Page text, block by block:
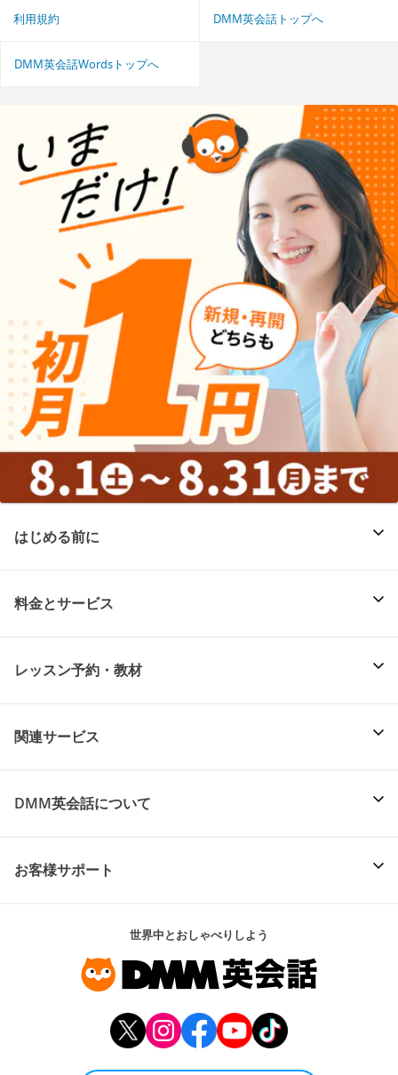
利用規約 DMM英会話トップへ
DMM英会話Wordsトップへ
はじめる前に
料金とサービス
レッスン予約・教材
関連サービス
DMM英会話について
お客様サポート
世界中とおしゃべりしよう